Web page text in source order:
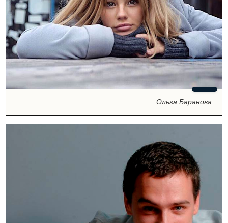
Ольга Баранова